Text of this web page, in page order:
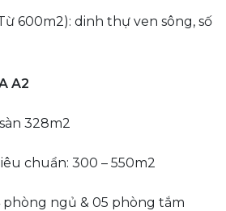
600m2): dinh thự ven sông, số
A2
328m2
chuẩn: 300 – 550m2
phòng ngủ & 05 phòng tắm